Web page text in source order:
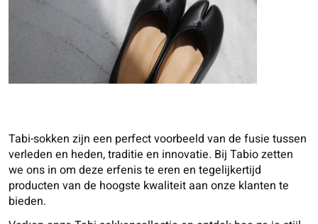
Tabi-sokken zijn een perfect voorbeeld van de fusie tussen
verleden en heden, traditie en innovatie. Bij Tabio zetten
we ons in om deze erfenis te eren en tegelijkertijd
producten van de hoogste kwaliteit aan onze klanten te
bieden.